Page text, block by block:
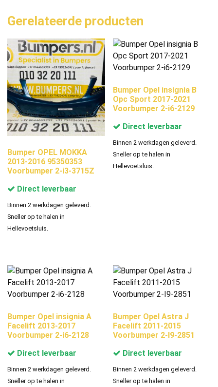
Gerelateerde producten
Bumper OPEL MOKKA
2013-2016 95350353
Voorbumper 2-i3-3715Z
Direct leverbaar
Binnen 2 werkdagen geleverd.
Sneller op te halen in
Hellevoetsluis.
Bumper Opel insignia B
Opc Sport 2017-2021
Voorbumper 2-i6-2129
Direct leverbaar
Binnen 2 werkdagen geleverd.
Sneller op te halen in
Hellevoetsluis.
Bumper Opel insignia A
Facelift 2013-2017
Voorbumper 2-i6-2128
Direct leverbaar
Binnen 2 werkdagen geleverd.
Sneller op te halen in
Bumper Opel Astra J
Facelift 2011-2015
Voorbumper 2-I9-2851
Direct leverbaar
Binnen 2 werkdagen geleverd.
Sneller op te halen in